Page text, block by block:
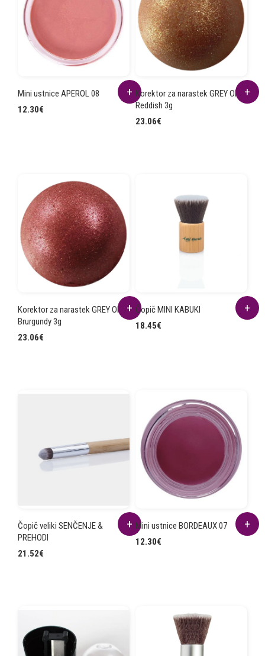
Mini ustnice APEROL 08
12.30€
Korektor za narastek GREY OFF
Reddish 3g
23.06€
Korektor za narastek GREY OFF
Brurgundy 3g
23.06€
Čopič MINI KABUKI
18.45€
Čopič veliki SENČENJE &
PREHODI
21.52€
Mini ustnice BORDEAUX 07
12.30€